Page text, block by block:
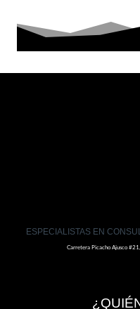
ESPECIALISTAS EN
Carretera Picacho Ajusco